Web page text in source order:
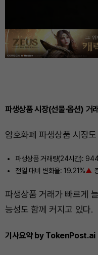
파생상품 시장(선물·옵션) 거
암호화폐 파생상품 시장
파생상품 거래량(24시간):
전일 대비 변화율: 19.21%▲
파생상품 거래가 빠르게
능성도 함께 커지고 있다.
기사요약 by TokenPost.ai